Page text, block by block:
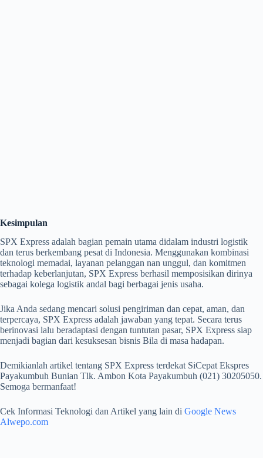
Kesimpulan
SPX Express adalah bagian pemain utama didalam industri logistik
dan terus berkembang pesat di Indonesia. Menggunakan kombinasi
teknologi memadai, layanan pelanggan nan unggul, dan komitmen
terhadap keberlanjutan, SPX Express berhasil memposisikan dirinya
sebagai kolega logistik andal bagi berbagai jenis usaha.
Jika Anda sedang mencari solusi pengiriman dan cepat, aman, dan
terpercaya, SPX Express adalah jawaban yang tepat. Secara terus
berinovasi lalu beradaptasi dengan tuntutan pasar, SPX Express siap
menjadi bagian dari kesuksesan bisnis Bila di masa hadapan.
Demikianlah artikel tentang SPX Express terdekat SiCepat Ekspres
Payakumbuh Bunian Tlk. Ambon Kota Payakumbuh (021) 30205050.
Semoga bermanfaat!
Cek Informasi Teknologi dan Artikel yang lain di Google News
Alwepo.com